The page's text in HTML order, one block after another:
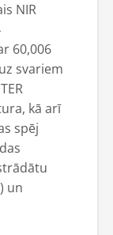
NIR
60,006
svariem
kā arī
spēj
un